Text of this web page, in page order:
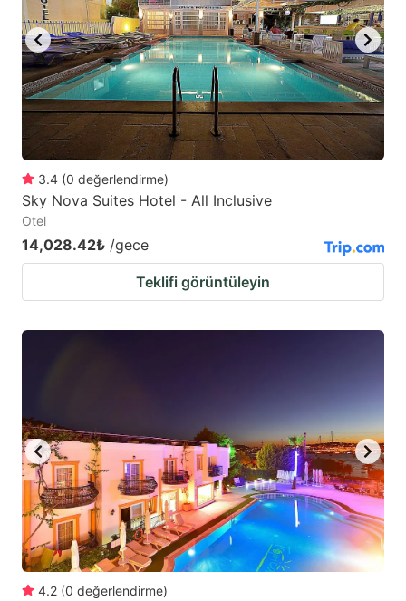
3.4 (0 değerlendirme)
Sky Nova Suites Hotel - All Inclusive
Otel
14,028.42₺ /gece
Teklifi görüntüleyin
4.2 (0 değerlendirme)